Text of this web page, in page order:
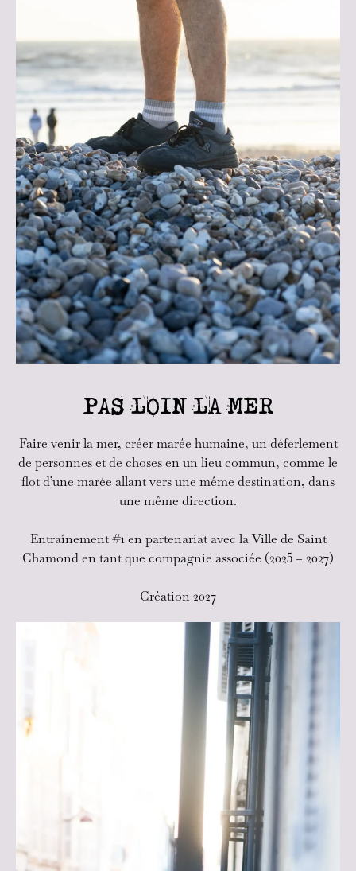
PAS LOIN LA MER
Faire venir la mer, créer marée humaine, un déferlement
de personnes et de choses en un lieu commun, comme le
flot d’une marée allant vers une même destination, dans
une même direction.
Entraînement #1 en partenariat avec la Ville de Saint
Chamond en tant que compagnie associée (2025 – 2027)
Création 2027